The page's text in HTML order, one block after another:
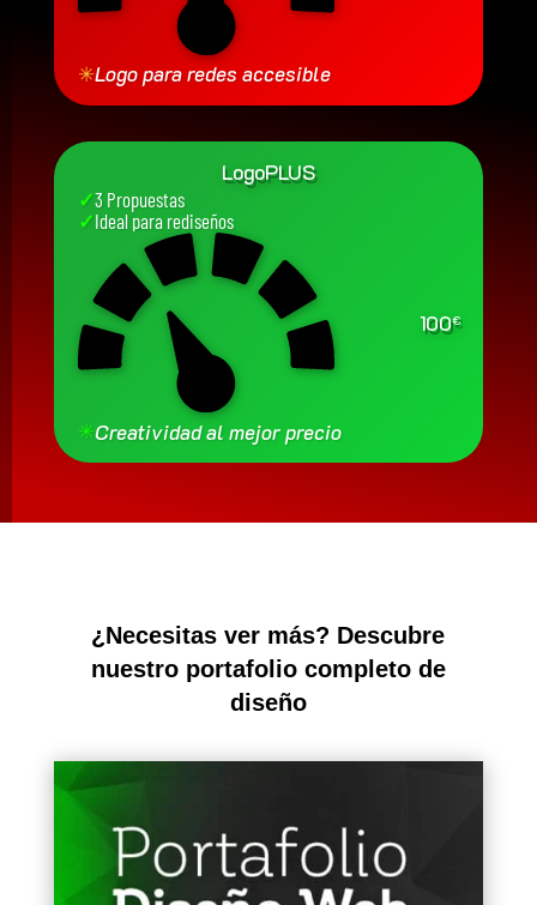
✳Logo para redes accesible
LogoPLUS
✓3 Propuestas
✓Ideal para rediseños
100€
✳Creatividad al mejor precio
¿Necesitas ver más? Descubre
nuestro portafolio completo de
diseño